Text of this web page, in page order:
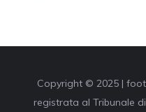
Copyright © 2025 |
registrata al Tribunale